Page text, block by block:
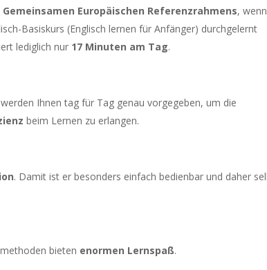
Gemeinsamen Europäischen Referenzrahmens,
Basiskurs (Englisch lernen für Anfänger) durchgelernt
lediglich nur 17 Minuten am Tag.
Ihnen tag für Tag genau vorgegeben, um die
beim Lernen zu erlangen.
. Damit ist er besonders einfach bedienbar und daher
bieten enormen Lernspaß.